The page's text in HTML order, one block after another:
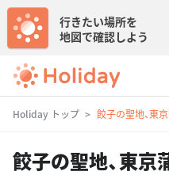
行きたい場所を
地図で確認しよう
Holiday トップ 餃子の聖地、東
餃子の聖地、東